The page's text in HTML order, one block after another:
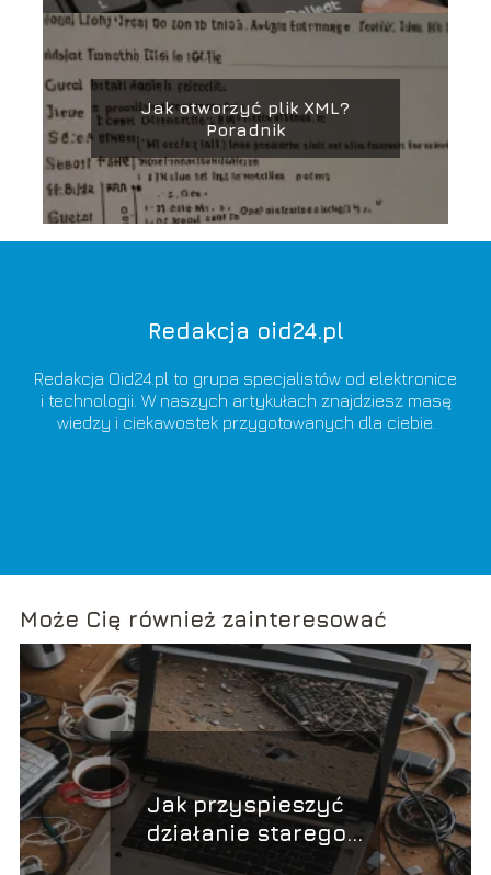
Jak otworzyć plik XML?
Poradnik
Redakcja oid24.pl
Redakcja Oid24.pl to grupa specjalistów od elektronice
i technologii. W naszych artykułach znajdziesz masę
wiedzy i ciekawostek przygotowanych dla ciebie.
Może Cię również zainteresować
Jak przyspieszyć
działanie starego
laptopa?